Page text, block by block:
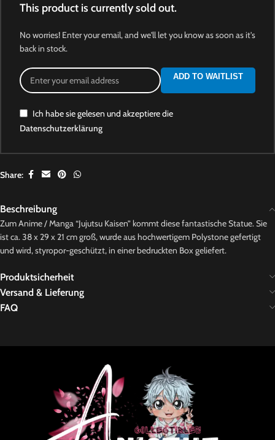
This product is currently sold out.
No worries! Enter your email, and we'll let you know as soon as it's
back in stock.
ADD TO WAITLIST
Ich habe sie gelesen und akzeptiere die
Datenschutzerklärung
Share:
Beschreibung
Zum Anime / Manga “Jujutsu Kaisen” kommt diese fantastische Statue. Sie
ist ca. 38 x 29 x 21 cm groß, wurde aus hochwertigem Polystone gefertigt
und wird, styropor-geschützt, in einer bedruckten Box geliefert.
Produktsicherheit
Versand & Lieferung
FAQ